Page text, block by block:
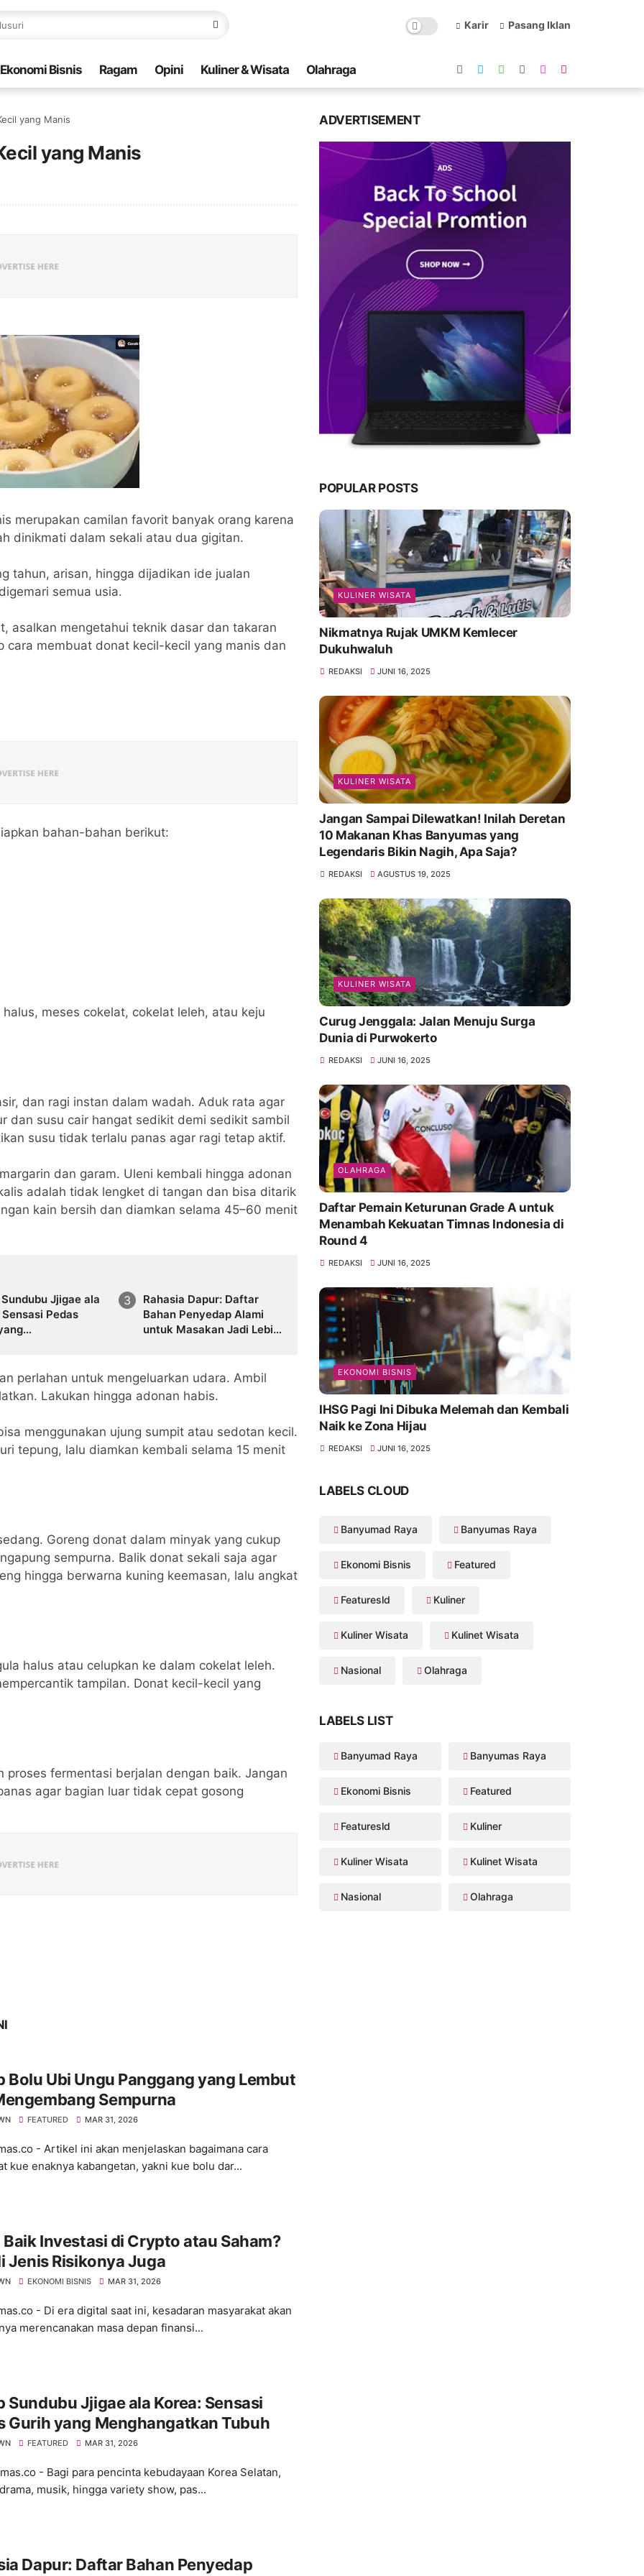
Karir Pasang Iklan
Ekonomi Bisnis Ragam Opini Kuliner & Wisata Olahraga
yang Manis
yang Manis
merupakan camilan favorit banyak orang karena
dinikmati dalam sekali atau dua gigitan.
tahun, arisan, hingga dijadikan ide jualan
semua usia.
asalkan mengetahui teknik dasar dan takaran
membuat donat kecil-kecil yang manis dan
bahan-bahan berikut:
meses cokelat, cokelat leleh, atau keju
dan ragi instan dalam wadah. Aduk rata agar
dan susu cair hangat sedikit demi sedikit sambil
susu tidak terlalu panas agar ragi tetap aktif.
dan garam. Uleni kembali hingga adonan
adalah tidak lengket di tangan dan bisa ditarik
kain bersih dan diamkan selama 45–60 menit
Jjigae ala
Pedas
Rahasia Dapur: Daftar
Bahan Penyedap Alami
untuk Masakan Jadi Lebih
perlahan untuk mengeluarkan udara. Ambil
Lakukan hingga adonan habis.
menggunakan ujung sumpit atau sedotan kecil.
tepung, lalu diamkan kembali selama 15 menit
Goreng donat dalam minyak yang cukup
sempurna. Balik donat sekali saja agar
hingga berwarna kuning keemasan, lalu angkat
halus atau celupkan ke dalam cokelat leleh.
tampilan. Donat kecil-kecil yang
fermentasi berjalan dengan baik. Jangan
agar bagian luar tidak cepat gosong
Bolu Ubi Ungu Panggang yang Lembut
Sempurna
FEATURED MAR 31, 2026
- Artikel ini akan menjelaskan bagaimana cara
kue enaknya kabangetan, yakni kue bolu dar...
Baik Investasi di Crypto atau Saham?
Jenis Risikonya Juga
EKONOMI BISNIS MAR 31, 2026
- ​Di era digital saat ini, kesadaran masyarakat akan
merencanakan masa depan finansi...
Sundubu Jjigae ala Korea: Sensasi
Gurih yang Menghangatkan Tubuh
FEATURED MAR 31, 2026
- ​Bagi para pencinta kebudayaan Korea Selatan,
musik, hingga variety show, pas...
Dapur: Daftar Bahan Penyedap
ADVERTISEMENT
POPULAR POSTS
KULINER WISATA
Nikmatnya Rujak UMKM Kemlecer
Dukuhwaluh
REDAKSI JUNI 16, 2025
KULINER WISATA
Jangan Sampai Dilewatkan! Inilah Deretan
10 Makanan Khas Banyumas yang
Legendaris Bikin Nagih, Apa Saja?
REDAKSI AGUSTUS 19, 2025
KULINER WISATA
Curug Jenggala: Jalan Menuju Surga
Dunia di Purwokerto
REDAKSI JUNI 16, 2025
OLAHRAGA
Daftar Pemain Keturunan Grade A untuk
Menambah Kekuatan Timnas Indonesia di
Round 4
REDAKSI JUNI 16, 2025
EKONOMI BISNIS
IHSG Pagi Ini Dibuka Melemah dan Kembali
Naik ke Zona Hijau
REDAKSI JUNI 16, 2025
LABELS CLOUD
Banyumad Raya Banyumas Raya
Ekonomi Bisnis Featured
Featuresld Kuliner
Kuliner Wisata Kulinet Wisata
Nasional Olahraga
LABELS LIST
Banyumad Raya Banyumas Raya
Ekonomi Bisnis Featured
Featuresld Kuliner
Kuliner Wisata Kulinet Wisata
Nasional Olahraga